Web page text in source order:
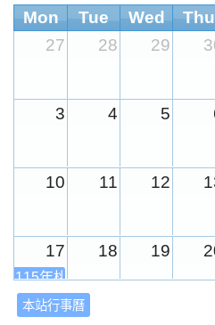
Mon Tue Wed Thu
27
28 29
3 4 5
10 11 12
17 18 19
115年桃園市運動會
24
本站行事曆